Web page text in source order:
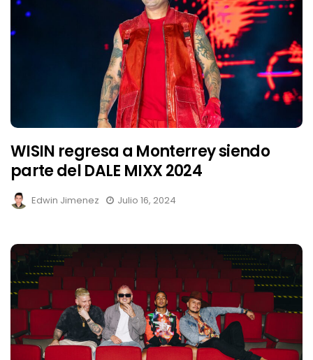
WISIN regresa a Monterrey siendo
parte del DALE MIXX 2024
Edwin Jimenez Julio 16, 2024